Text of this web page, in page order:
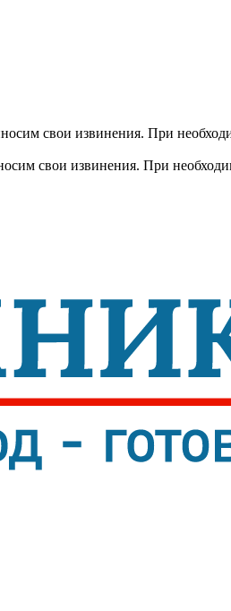
свои извинения. При
свои извинения. При